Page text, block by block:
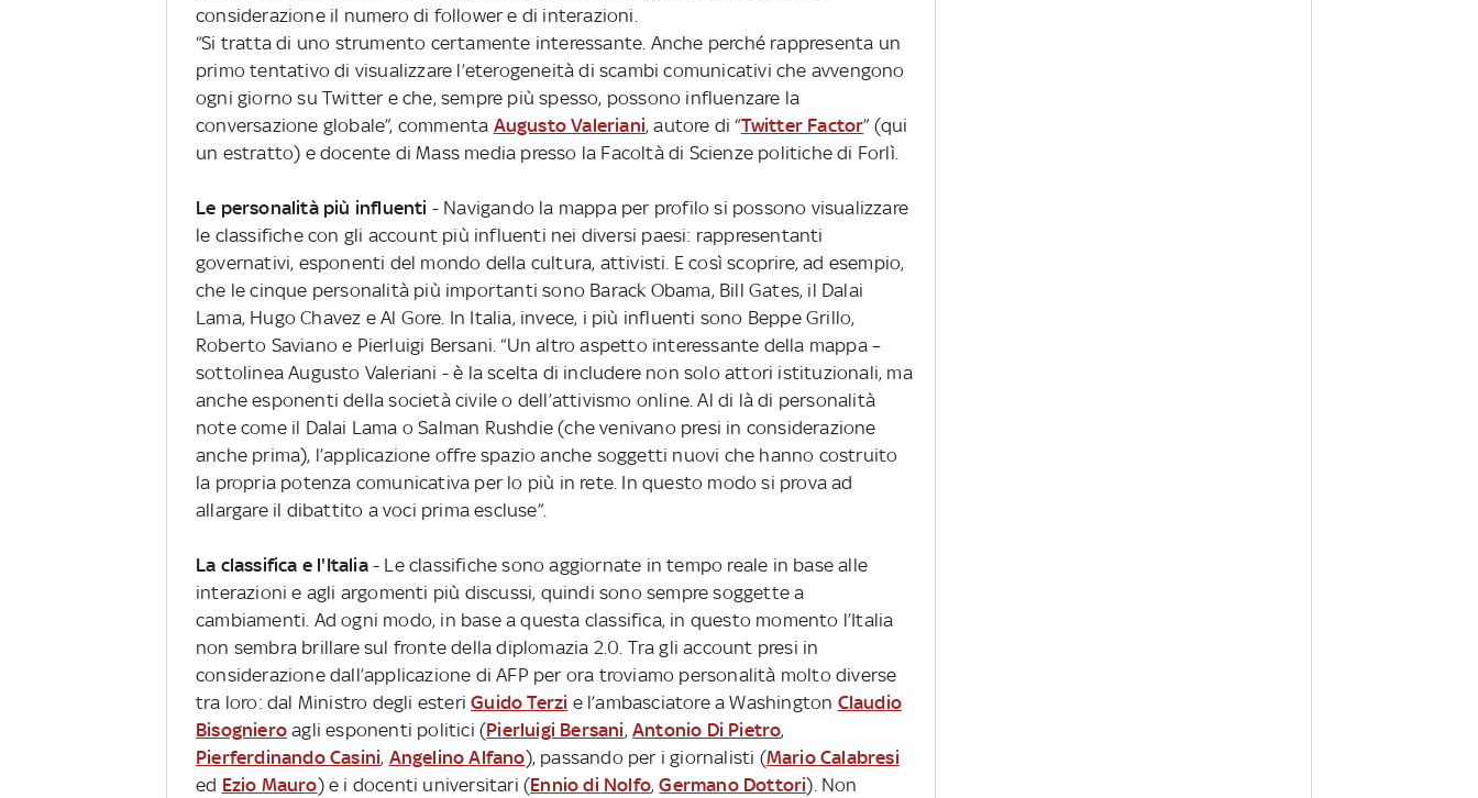
considerazione il numero di follower e di interazioni.
“Si tratta di uno strumento certamente interessante. Anche perché rappresenta un
primo tentativo di visualizzare l’eterogeneità di scambi comunicativi che avvengono
ogni giorno su Twitter e che, sempre più spesso, possono influenzare la
conversazione globale”, commenta Augusto Valeriani, autore di “Twitter Factor” (qui
un estratto) e docente di Mass media presso la Facoltà di Scienze politiche di Forlì.
Le personalità più influenti - Navigando la mappa per profilo si possono visualizzare
le classifiche con gli account più influenti nei diversi paesi: rappresentanti
governativi, esponenti del mondo della cultura, attivisti. E così scoprire, ad esempio,
che le cinque personalità più importanti sono Barack Obama, Bill Gates, il Dalai
Lama, Hugo Chavez e Al Gore. In Italia, invece, i più influenti sono Beppe Grillo,
Roberto Saviano e Pierluigi Bersani. “Un altro aspetto interessante della mappa –
sottolinea Augusto Valeriani - è la scelta di includere non solo attori istituzionali, ma
anche esponenti della società civile o dell’attivismo online. Al di là di personalità
note come il Dalai Lama o Salman Rushdie (che venivano presi in considerazione
anche prima), l’applicazione offre spazio anche soggetti nuovi che hanno costruito
la propria potenza comunicativa per lo più in rete. In questo modo si prova ad
allargare il dibattito a voci prima escluse”.
La classifica e l'Italia - Le classifiche sono aggiornate in tempo reale in base alle
interazioni e agli argomenti più discussi, quindi sono sempre soggette a
cambiamenti. Ad ogni modo, in base a questa classifica, in questo momento l’Italia
non sembra brillare sul fronte della diplomazia 2.0. Tra gli account presi in
considerazione dall’applicazione di AFP per ora troviamo personalità molto diverse
tra loro: dal Ministro degli esteriGuido Terzi e l’ambasciatore a Washington Claudio
Bisognieroagli esponenti politici (Pierluigi Bersani, Antonio Di Pietro,
Pierferdinando Casini, Angelino Alfano), passando per i giornalisti (Mario Calabresi
ed Ezio Mauro) e i docenti universitari (Ennio di Nolfo,Germano Dottori). Non